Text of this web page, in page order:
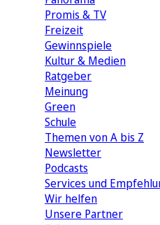
Promis & TV
Freizeit
Gewinnspiele
Kultur & Medien
Ratgeber
Meinung
Green
Schule
Themen von A bis Z
Newsletter
Podcasts
Services und
Wir helfen
Unsere Partner